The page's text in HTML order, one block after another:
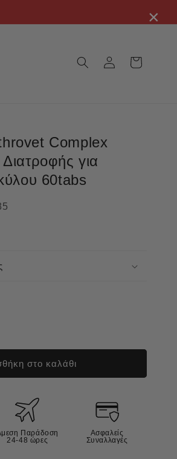
Σύνδεση Καλάθι
Complex
για
60tabs
στο καλάθι
Παράδοση
24-48 ώρες
Ασφαλείς
Συναλλαγές
×